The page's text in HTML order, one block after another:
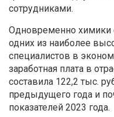
сотрудниками.
Одновременно химики
одних из наиболее
специалистов в
заработная плата в
составила 122,2 тыс.
предыдущего года и
показателей 2023 года.